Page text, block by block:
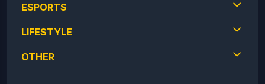
ESPORTS
LIFESTYLE
OTHER